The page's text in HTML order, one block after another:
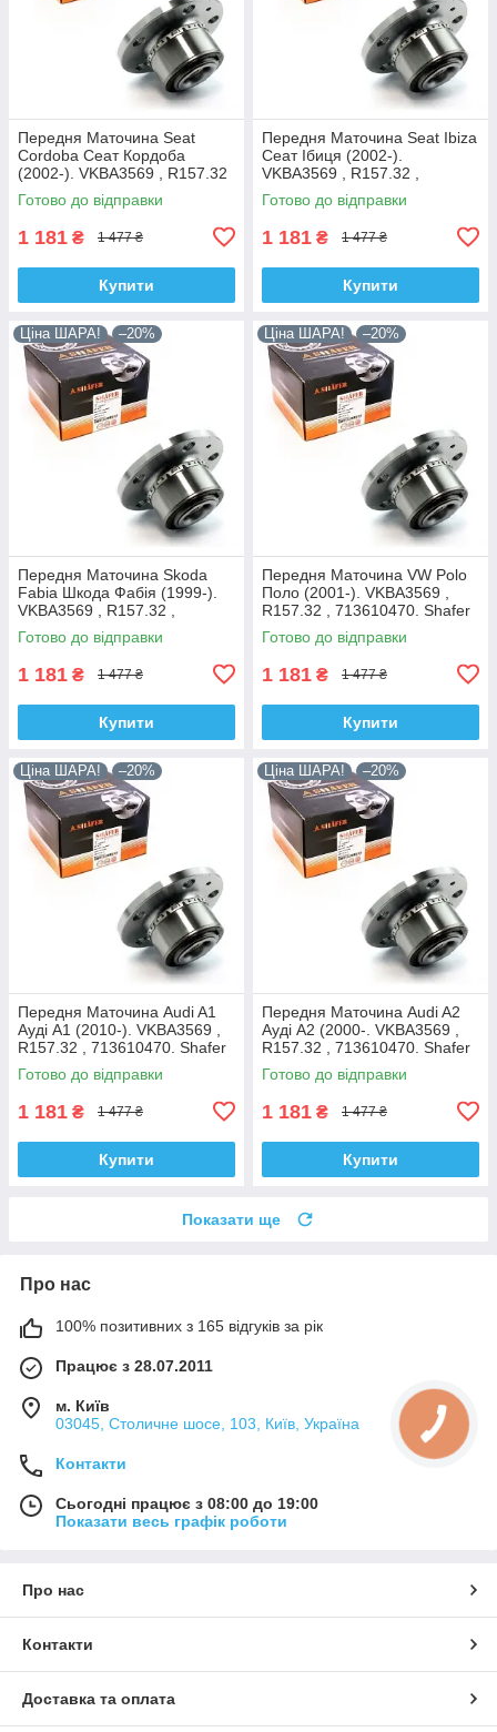
Передня Маточина Seat
Cordoba Сеат Кордоба
(2002-). VKBA3569 , R157.32
, 713610470. Shafer Австрія
Готово до відправки
1 181 ₴ 1 477 ₴
Купити
Передня Маточина Seat Ibiza
Сеат Ібиця (2002-).
VKBA3569 , R157.32 ,
713610470. Shafer Австрія
Готово до відправки
1 181 ₴ 1 477 ₴
Купити
Ціна ШАРА! –20%
Передня Маточина Skoda
Fabia Шкода Фабія (1999-).
VKBA3569 , R157.32 ,
713610470. Shafer Австрія
Готово до відправки
1 181 ₴ 1 477 ₴
Купити
Ціна ШАРА! –20%
Передня Маточина VW Polo
Поло (2001-). VKBA3569 ,
R157.32 , 713610470. Shafer
Австрія
Готово до відправки
1 181 ₴ 1 477 ₴
Купити
Ціна ШАРА! –20%
Передня Маточина Audi A1
Ауді А1 (2010-). VKBA3569 ,
R157.32 , 713610470. Shafer
Австрія
Готово до відправки
1 181 ₴ 1 477 ₴
Купити
Ціна ШАРА! –20%
Передня Маточина Audi A2
Ауді А2 (2000-. VKBA3569 ,
R157.32 , 713610470. Shafer
Австрія
Готово до відправки
1 181 ₴ 1 477 ₴
Купити
Показати ще
Про нас
100% позитивних з 165 відгуків за рік
Працює з 28.07.2011
м. Київ
03045, Столичне шосе, 103, Київ, Україна
Контакти
Сьогодні працює з 08:00 до 19:00
Показати весь графік роботи
Про нас
Контакти
Доставка та оплата